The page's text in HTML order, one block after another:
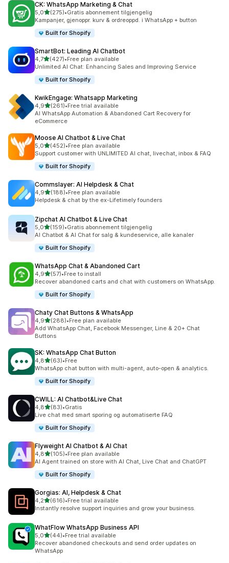
CK: WhatsApp Marketing & Chat
5,0av 5 stjerner
(275)
Totalt 275 omtaler
•Gratis abonnement tilgjengelig
Kampanjer, gjenoppr. kurv & ordreoppd. i WhatsApp + button
Built for Shopify
SmartBot: Leading AI Chatbot
4,7av 5 stjerner
(427)
Totalt 427 omtaler
•Free plan available
Unlimited AI Chat: Enhancing Sales and Improving Service
Built for Shopify
KwikEngage: Whatsapp Marketing
4,9av 5 stjerner
(261)
Totalt 261 omtaler
•Free trial available
AI WhatsApp Automation & Abandoned Cart Recovery for
eCommerce
Moose AI Chatbot & Live Chat
5,0av 5 stjerner
(452)
Totalt 452 omtaler
•Free plan available
Support customer with UNLIMITED AI chat, livechat, inbox & FAQ
Built for Shopify
Commslayer: AI Helpdesk & Chat
4,9av 5 stjerner
(188)
Totalt 188 omtaler
•Free plan available
Helpdesk & chat by the ex-Lifetimely founders
Zipchat AI Chatbot & Live Chat
5,0av 5 stjerner
(159)
Totalt 159 omtaler
•Gratis abonnement tilgjengelig
AI Chatbot & AI Chat for salg & kundeservice, alle kanaler
Built for Shopify
WhatsApp Chat & Abandoned Cart
4,9av 5 stjerner
(57)
Totalt 57 omtaler
•Free to install
Recover abandoned carts and chat with customers on WhatsApp.
Built for Shopify
Chaty Chat Buttons & WhatsApp
4,9av 5 stjerner
(288)
Totalt 288 omtaler
•Free plan available
Add WhatsApp Chat, Facebook Messenger, Line & 20+ Chat
Buttons
SK: WhatsApp Chat Button
4,8av 5 stjerner
(63)
Totalt 63 omtaler
•Free
WhatsApp chat button with multi-agent, auto-open & analytics.
Built for Shopify
CWILL: AI Chatbot&Live Chat
4,8av 5 stjerner
(83)
Totalt 83 omtaler
•Gratis
Live chat med smart sporing og automatiserte FAQ
Built for Shopify
Flyweight AI Chatbot & AI Chat
4,8av 5 stjerner
(105)
Totalt 105 omtaler
•Free plan available
AI Agent trained on store with AI Chat, Live Chat and ChatGPT
Built for Shopify
Gorgias: AI, Helpdesk & Chat
4,2av 5 stjerner
(616)
Totalt 616 omtaler
•Free trial available
Instantly resolve support inquiries and grow your business.
WhatFlow WhatsApp Business API
5,0av 5 stjerner
(44)
Totalt 44 omtaler
•Free trial available
Recover abandoned checkouts and send order updates on
WhatsApp